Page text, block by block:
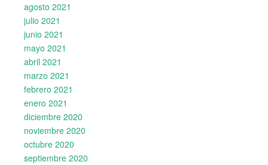
agosto 2021
julio 2021
junio 2021
mayo 2021
abril 2021
marzo 2021
febrero 2021
enero 2021
diciembre 2020
noviembre 2020
octubre 2020
septiembre 2020